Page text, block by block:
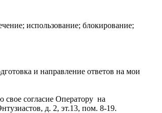
использование; блокирование;
и направление ответов на мои
согласие Оператору на
д. 2, эт.13, пом. 8-19.